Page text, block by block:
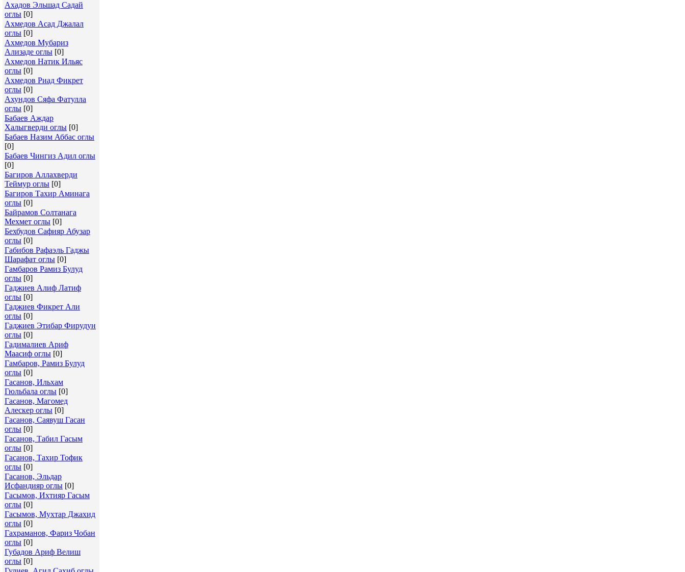
Ахадов Эльшад Садай
оглы [0]
Ахмедов Асад Джалал
оглы [0]
Ахмедов Мубариз
Ализаде оглы [0]
Ахмедов Натик Ильяс
оглы [0]
Ахмедов Риад Фикрет
оглы [0]
Ахундов Сяфа Фатулла
оглы [0]
Бабаев Аждар
Халыгверди оглы [0]
Бабаев Назим Аббас оглы
[0]
Бабаев Чингиз Адил оглы
[0]
Багиров Аллахверди
Теймур оглы [0]
Багиров Тахир Аминага
оглы [0]
Байрамов Солтанага
Мехмет оглы [0]
Бехбудов Сафияр Абузар
оглы [0]
Габибов Рафаэль Гаджы
Шарафат оглы [0]
Гамбаров Рамиз Булуд
оглы [0]
Гаджиев Алиф Латиф
оглы [0]
Гаджиев Фикрет Али
оглы [0]
Гаджиев Этибар Фирудун
оглы [0]
Гадималиев Ариф
Маасиф оглы [0]
Гамбаров, Рамиз Булуд
оглы [0]
Гасанов, Ильхам
Гюльбала оглы [0]
Гасанов, Магомед
Алескер оглы [0]
Гасанов, Саявуш Гасан
оглы [0]
Гасанов, Табил Гасым
оглы [0]
Гасанов, Тахир Тофик
оглы [0]
Гасанов, Эльдар
Исфандияр оглы [0]
Гасымов, Ихтияр Гасым
оглы [0]
Гасымов, Мухтар Джахид
оглы [0]
Гахраманов, Фариз Чобан
оглы [0]
Губадов Ариф Велиш
оглы [0]